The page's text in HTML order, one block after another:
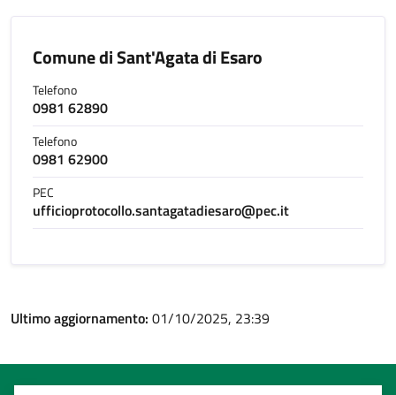
Comune di Sant'Agata di Esaro
Telefono
0981 62890
Telefono
0981 62900
PEC
ufficioprotocollo.santagatadiesaro@pec.it
Ultimo aggiornamento: 01/10/2025, 23:39